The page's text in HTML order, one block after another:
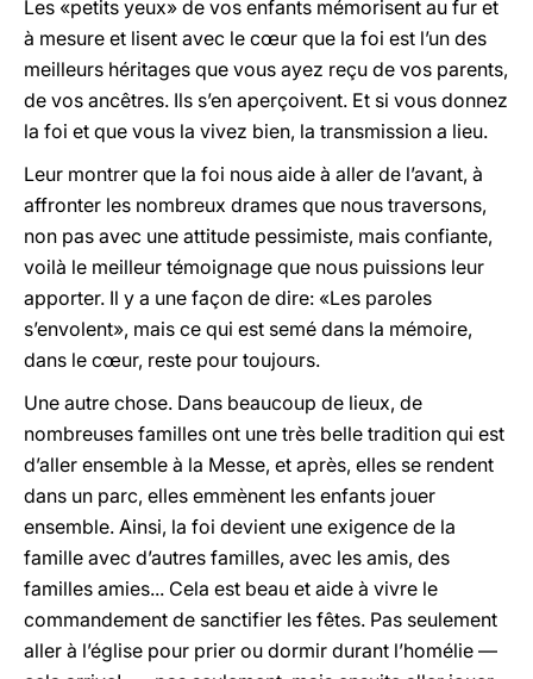
Les «petits yeux» de vos enfants mémorisent au fur et
à mesure et lisent avec le cœur que la foi est l’un des
meilleurs héritages que vous ayez reçu de vos parents,
de vos ancêtres. Ils s’en aperçoivent. Et si vous donnez
la foi et que vous la vivez bien, la transmission a lieu.
Leur montrer que la foi nous aide à aller de l’avant, à
affronter les nombreux drames que nous traversons,
non pas avec une attitude pessimiste, mais confiante,
voilà le meilleur témoignage que nous puissions leur
apporter. Il y a une façon de dire: «Les paroles
s’envolent», mais ce qui est semé dans la mémoire,
dans le cœur, reste pour toujours.
Une autre chose. Dans beaucoup de lieux, de
nombreuses familles ont une très belle tradition qui est
d’aller ensemble à la Messe, et après, elles se rendent
dans un parc, elles emmènent les enfants jouer
ensemble. Ainsi, la foi devient une exigence de la
famille avec d’autres familles, avec les amis, des
familles amies... Cela est beau et aide à vivre le
commandement de sanctifier les fêtes. Pas seulement
aller à l’église pour prier ou dormir durant l’homélie —